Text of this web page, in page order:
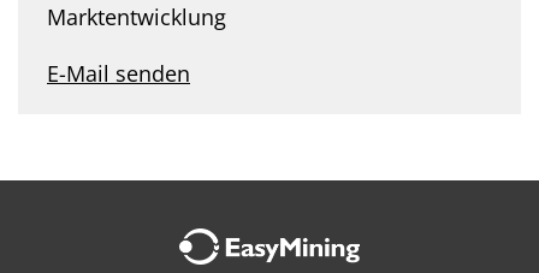
Marktentwicklung
E-Mail senden